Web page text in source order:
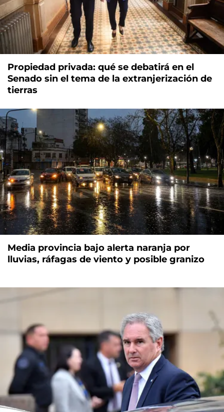
Propiedad privada: qué se debatirá en el
Senado sin el tema de la extranjerización de
tierras
Media provincia bajo alerta naranja por
lluvias, ráfagas de viento y posible granizo